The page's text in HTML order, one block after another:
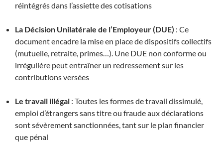
réintégrés dans l’assiette des cotisations
La Décision Unilatérale de l’Employeur (DUE) : Ce
document encadre la mise en place de dispositifs collectifs
(mutuelle, retraite, primes…). Une DUE non conforme ou
irrégulière peut entraîner un redressement sur les
contributions versées
Le travail illégal : Toutes les formes de travail dissimulé,
emploi d’étrangers sans titre ou fraude aux déclarations
sont sévèrement sanctionnées, tant sur le plan financier
que pénal